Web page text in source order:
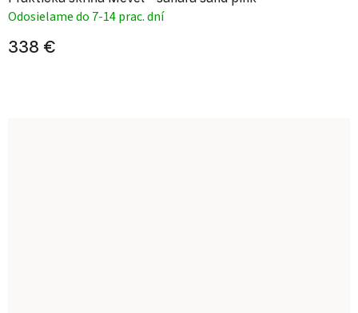
Odosielame do 7-14 prac. dní
338 €